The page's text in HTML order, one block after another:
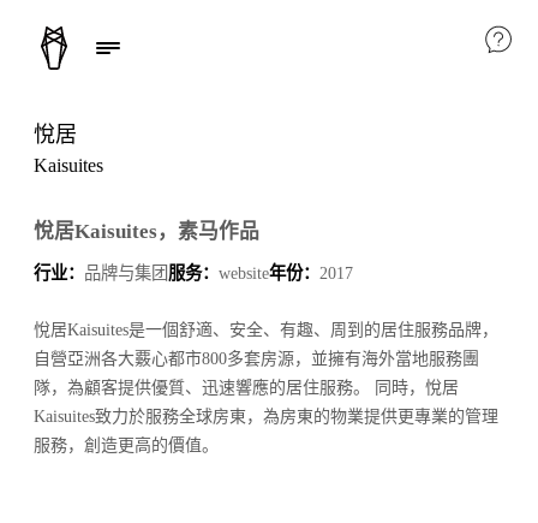
悅居
Kaisuites
悅居Kaisuites，素马作品
行业： 品牌与集团服务： website年份： 2017
悅居Kaisuites是一個舒適、安全、有趣、周到的居住服務品牌，
自營亞洲各大覈心都市800多套房源，並擁有海外當地服務團
隊，為顧客提供優質、迅速響應的居住服務。 同時，悅居
Kaisuites致力於服務全球房東，為房東的物業提供更專業的管理
服務，創造更高的價值。